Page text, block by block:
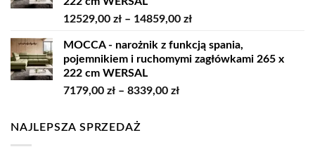
9209,00 zł
12529,00 zł – 14859,00 złZakres
od
12529,00 zł
MOCCA - narożnik z funkcją spania,
pojemnikiem i ruchomymi zagłówkami 265 x
222 cm WERSAL
7179,00 zł – 8339,00 złZakres
NAJLEPSZA SPRZEDAŻ